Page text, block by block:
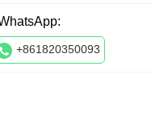
+861820350093